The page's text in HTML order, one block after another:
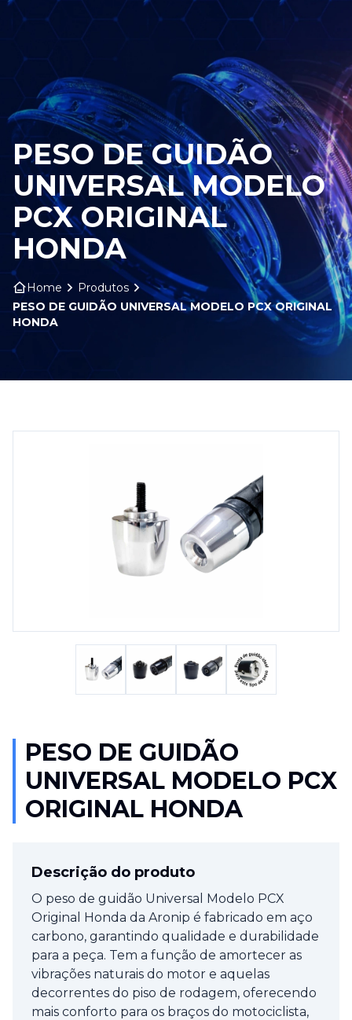
SOBRE NÓS
PRODUTOS
ARO ARTS
CONTATO
PESO DE GUIDÃO
UNIVERSAL MODELO
PCX ORIGINAL
HONDA
Home
Produtos
PESO DE GUIDÃO UNIVERSAL MODELO PCX ORIGINAL
HONDA
PESO DE GUIDÃO
UNIVERSAL MODELO PCX
ORIGINAL HONDA
Descrição do produto
O peso de guidão Universal Modelo PCX
Original Honda da Aronip é fabricado em aço
carbono, garantindo qualidade e durabilidade
para a peça. Tem a função de amortecer as
vibrações naturais do motor e aquelas
decorrentes do piso de rodagem, oferecendo
mais conforto para os braços do motociclista,